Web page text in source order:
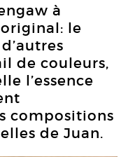
à
le
de couleurs,
l’essence
compositions
de Juan.